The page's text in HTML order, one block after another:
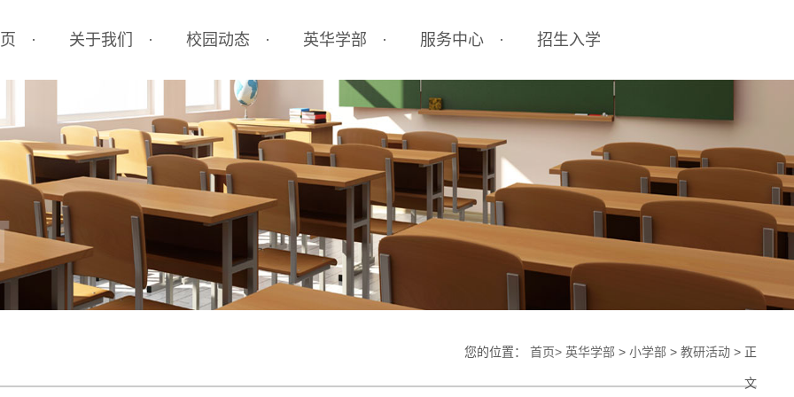
关于我们
办学优势
办学理念
机构设置
学校环境
联系我们
校园动态
校园公告
校园新闻
新闻联播
英华学部
初中部
高中部
艺体中心
德育培养
服务中心
校园餐饮
校车服务
医务室
获奖证书查询
招生入学
常见问题
您的位置： 首页> 英华学部 > 小学部 > 教研活动 > 正
文